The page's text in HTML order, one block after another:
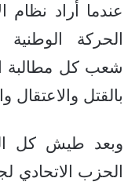
عندما أراد نظام
الحركة
شعب كل مطالبة
بالقتل والاعتقال
وبعد طيش كل
الحزب الاتحادي